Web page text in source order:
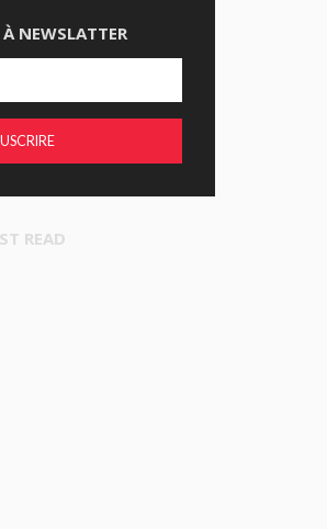
À NEWSLATTER
READ